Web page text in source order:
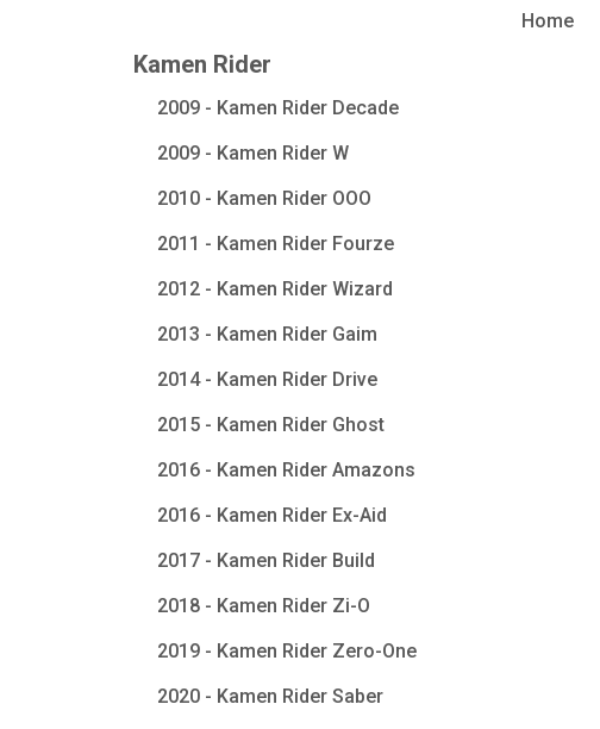
Home
Kamen Rider
2009 - Kamen Rider Decade
2009 - Kamen Rider W
2010 - Kamen Rider OOO
2011 - Kamen Rider Fourze
2012 - Kamen Rider Wizard
2013 - Kamen Rider Gaim
2014 - Kamen Rider Drive
2015 - Kamen Rider Ghost
2016 - Kamen Rider Amazons
2016 - Kamen Rider Ex-Aid
2017 - Kamen Rider Build
2018 - Kamen Rider Zi-O
2019 - Kamen Rider Zero-One
2020 - Kamen Rider Saber